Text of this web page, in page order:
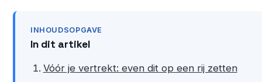
INHOUDSOPGAVE
In dit artikel
Vóór je vertrekt: even dit op een rij zetten